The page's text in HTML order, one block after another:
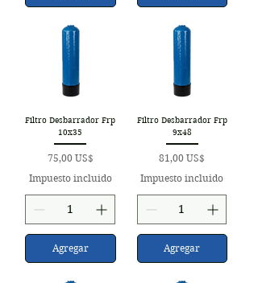
Filtro Desbarrador Frp
10x35
Precio
75,00 US$
Impuesto incluido
Agregar
Filtro Desbarrador Frp
9x48
Precio
81,00 US$
Impuesto incluido
Agregar